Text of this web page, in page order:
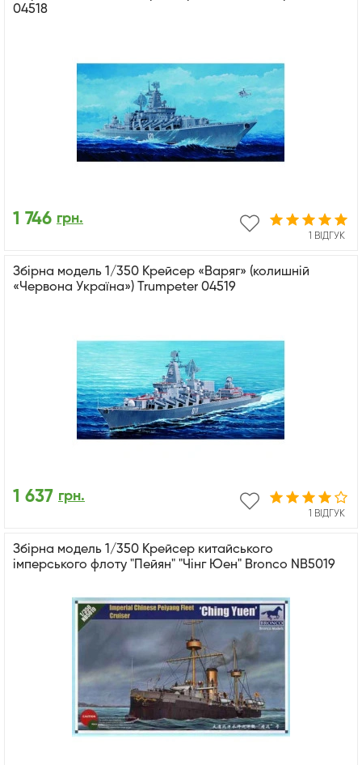
04518
1 ВІДГУК
1 746 грн.
Збірна модель 1/350 Крейсер «Варяг» (колишній
«Червона Україна») Trumpeter 04519
1 ВІДГУК
1 637 грн.
Збірна модель 1/350 Крейсер китайського
імперського флоту "Пейян" "Чінг Юен" Bronco NB5019